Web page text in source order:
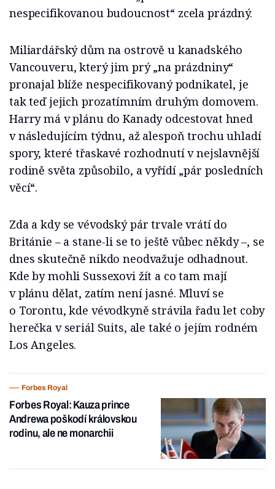
nespecifikovanou budoucnost“ zcela prázdný.
Miliardářský dům na ostrově u kanadského
Vancouveru, který jim prý „na prázdniny“
pronajal blíže nespecifikovaný podnikatel, je
tak teď jejich prozatímním druhým domovem.
Harry má v plánu do Kanady odcestovat hned
v následujícím týdnu, až alespoň trochu uhladí
spory, které třaskavé rozhodnutí v nejslavnější
rodině světa způsobilo, a vyřídí „pár posledních
věcí“.
Zda a kdy se vévodský pár trvale vrátí do
Británie – a stane-li se to ještě vůbec někdy –, se
dnes skutečně nikdo neodvažuje odhadnout.
Kde by mohli Sussexovi žít a co tam mají
v plánu dělat, zatím není jasné. Mluví se
o Torontu, kde vévodkyně strávila řadu let coby
herečka v seriál Suits, ale také o jejím rodném
Los Angeles.
Forbes Royal
Forbes Royal: Kauza prince
Andrewa poškodí královskou
rodinu, ale ne monarchii